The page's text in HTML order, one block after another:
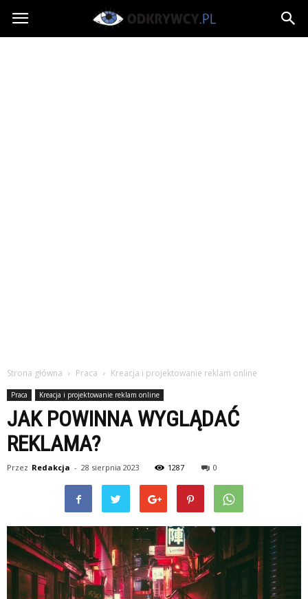
Odkrywcy.pl
Strona główna Praca Kreacja i projektowanie reklam online
Praca Kreacja i projektowanie reklam online
JAK POWINNA WYGLĄDAĆ
REKLAMA?
Przez Redakcja - 28 sierpnia 2023 1287 0